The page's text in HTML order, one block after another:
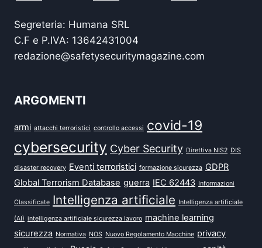
Segreteria: Humana SRL
C.F e P.IVA: 13642431004
redazione@safetysecuritymagazine.com
ARGOMENTI
armi attacchi terroristici controllo accessi covid-19
cybersecurity Cyber Security Direttiva NIS2 DIS
disaster recovery Eventi terroristici formazione sicurezza GDPR
Global Terrorism Database guerra IEC 62443 Informazioni
Classificate Intelligenza artificiale Intelligenza artificiale
(AI) intelligenza artificiale sicurezza lavoro machine learning
sicurezza Normativa NOS Nuovo Regolamento Macchine privacy